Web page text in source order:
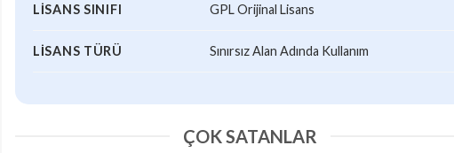
LISANS SINIFI GPL Orijinal Lisans
LISANS TÜRÜ Sınırsız Alan Adında Kullanım
ÇOK SATANLAR